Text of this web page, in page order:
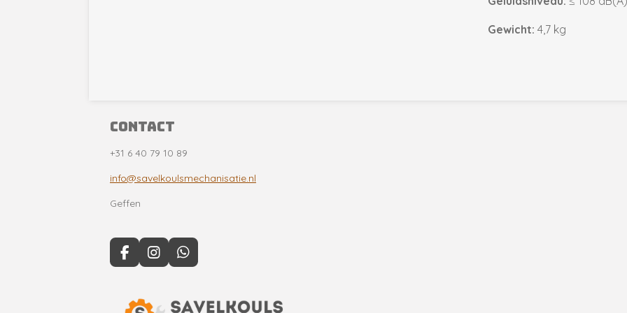
Gewicht: 4,7 kg
contact
+31 6 40 79 10 89
info@savelkoulsmechanisatie.nl
Geffen
F
a
I
n
W
h
t